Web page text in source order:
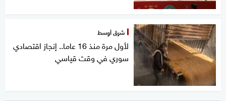
شرق أوسط
لأول مرة منذ 16 عاما.. إنجاز اقتصادي
سوري في وقت قياسي